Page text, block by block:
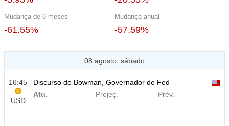
Mudança de 6 meses
-61.55%
Mudança anual
-57.59%
08 agosto, sábado
16:45
USD
Discurso de Bowman, Governador do Fed
Atu.
Projeç. Prév.